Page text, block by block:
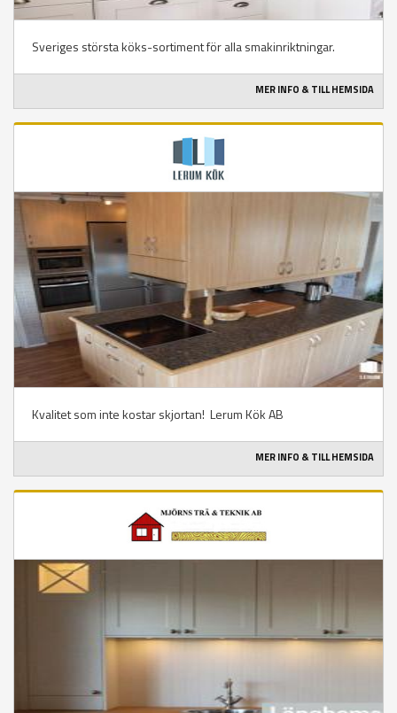
Sveriges största köks-sortiment för alla smakinriktningar.
MER INFO & TILL HEMSIDA
Kvalitet som inte kostar skjortan! Lerum Kök AB
MER INFO & TILL HEMSIDA